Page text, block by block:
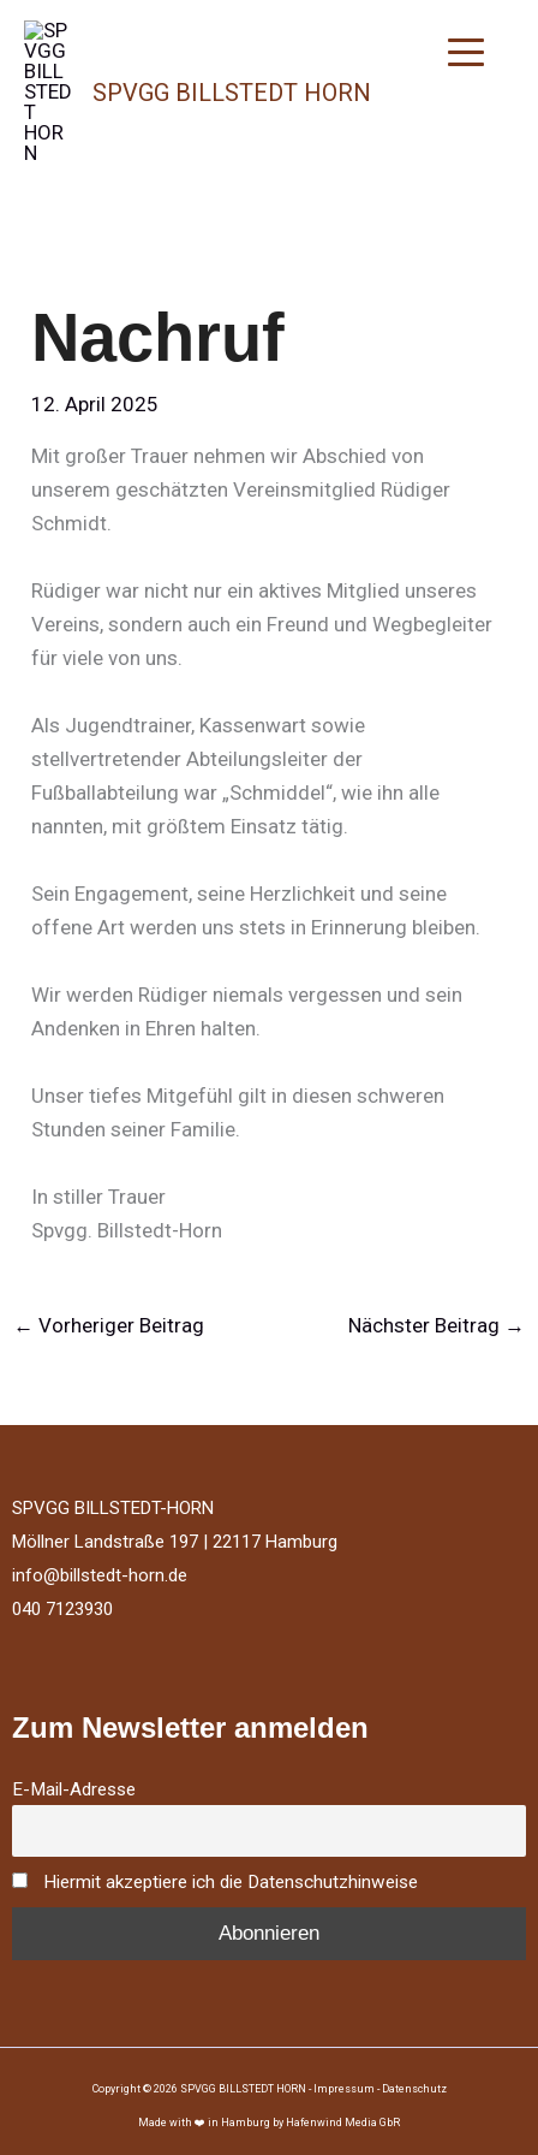
Zum
Inhalt
springen
SPVGG BILLSTEDT HORN
Nachruf
12. April 2025
Mit großer Trauer nehmen wir Abschied von
unserem geschätzten Vereinsmitglied Rüdiger
Schmidt.
Rüdiger war nicht nur ein aktives Mitglied unseres
Vereins, sondern auch ein Freund und Wegbegleiter
für viele von uns.
Als Jugendtrainer, Kassenwart sowie
stellvertretender Abteilungsleiter der
Fußballabteilung war „Schmiddel“, wie ihn alle
nannten, mit größtem Einsatz tätig.
Sein Engagement, seine Herzlichkeit und seine
offene Art werden uns stets in Erinnerung bleiben.
Wir werden Rüdiger niemals vergessen und sein
Andenken in Ehren halten.
Unser tiefes Mitgefühl gilt in diesen schweren
Stunden seiner Familie.
In stiller Trauer
Spvgg. Billstedt-Horn
← Vorheriger Beitrag Nächster Beitrag →
SPVGG BILLSTEDT-HORN
Möllner Landstraße 197 | 22117 Hamburg
info@billstedt-horn.de
040 7123930
Zum Newsletter anmelden
E-Mail-Adresse
Hiermit akzeptiere ich die Datenschutzhinweise
Copyright © 2026 SPVGG BILLSTEDT HORN - Impressum - Datenschutz
Made with ❤️ in Hamburg by Hafenwind Media GbR